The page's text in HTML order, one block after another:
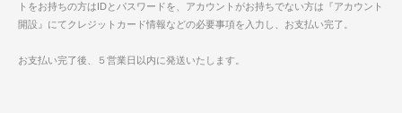
トをお持ちの方はIDとパスワードを、アカウントがお持ちでない方は『アカウント
開設』にてクレジットカード情報などの必要事項を入力し、お支払い完了。
お支払い完了後、５営業日以内に発送いたします。